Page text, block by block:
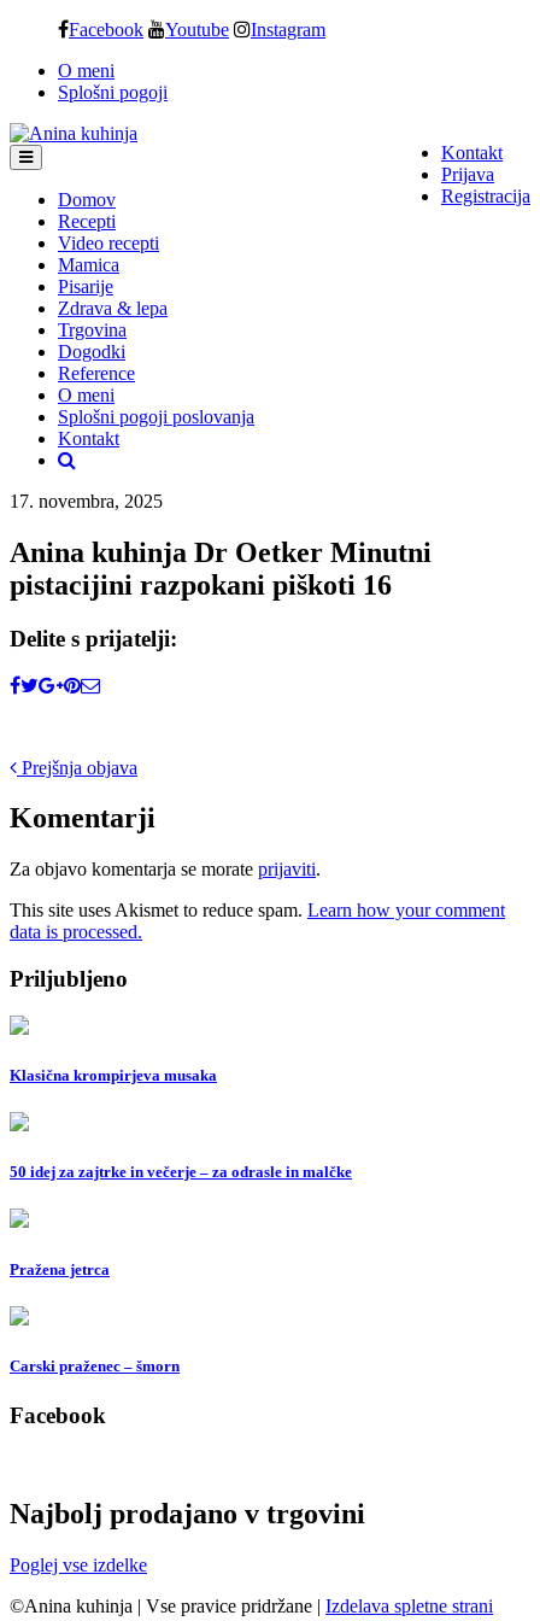
content
Facebook Youtube Instagram
O meni
Splošni pogoji
Kontakt
Prijava
Registracija
Domov
Recepti
Video recepti
Mamica
Pisarije
Zdrava & lepa
Trgovina
Dogodki
Reference
O meni
Splošni pogoji poslovanja
Kontakt
17. novembra, 2025
Anina kuhinja Dr Oetker Minutni
pistacijini razpokani piškoti 16
Delite s prijatelji:
Post
navigation
Prejšnja objava
Komentarji
Za objavo komentarja se morate prijaviti.
This site uses Akismet to reduce spam. Learn how your comment
data is processed.
Priljubljeno
Klasična krompirjeva musaka
50 idej za zajtrke in večerje – za odrasle in malčke
Pražena jetrca
Carski praženec – šmorn
Facebook
Najbolj prodajano v trgovini
Poglej vse izdelke
©Anina kuhinja | Vse pravice pridržane | Izdelava spletne strani